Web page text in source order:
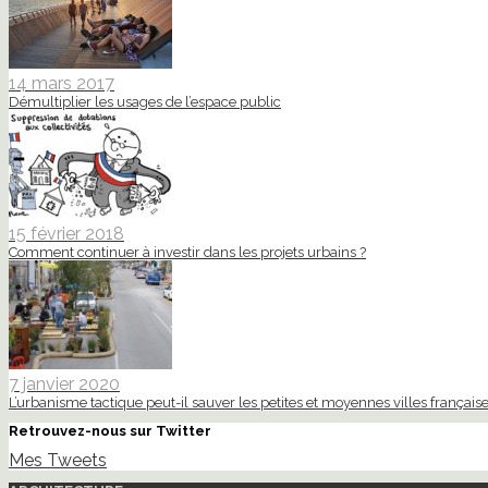
14 mars 2017
Démultiplier les usages de l’espace public
15 février 2018
Comment continuer à investir dans les projets urbains ?
7 janvier 2020
L’urbanisme tactique peut-il sauver les petites et moyennes villes
Retrouvez-nous sur Twitter
Mes Tweets